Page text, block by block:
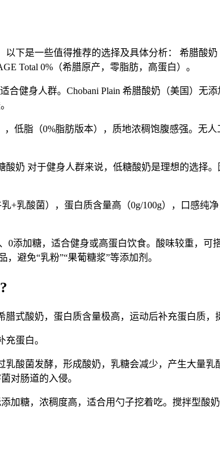
下是一些值得推荐的选择及具体分析： 希腊酸奶
Total 0%（希腊原产，零脂肪，高蛋白）。
健身人群。Chobani Plain 希腊酸奶（美国）无
低脂（0%脂肪版本），质地浓稠饱腹感强。无
奶 对于健身人群来说，低糖酸奶是理想的选择
+乳酸菌），蛋白质含量高（0g/100g），口感纯
0添加糖，适合健身或高蛋白饮食。酸味较重，
避免“乳粉”“果葡糖浆”等添加剂。
式酸奶，蛋白质含量极高，运动后补充蛋白质，
蛋白。
酸菌发酵，形成酸奶，乳糖会减少，产生大量
对肠道的入侵。
加糖，浓稠度高，适合用勺子挖着吃。搅拌型酸